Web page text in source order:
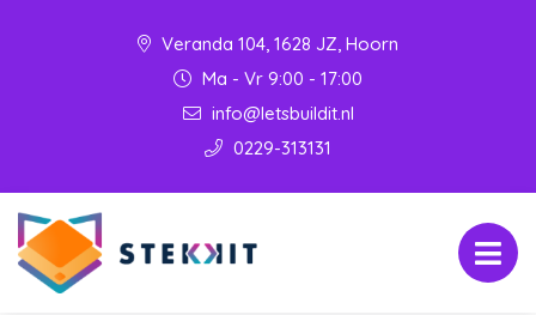
Veranda 104, 1628 JZ, Hoorn
Ma - Vr 9:00 - 17:00
info@letsbuildit.nl
0229-313131